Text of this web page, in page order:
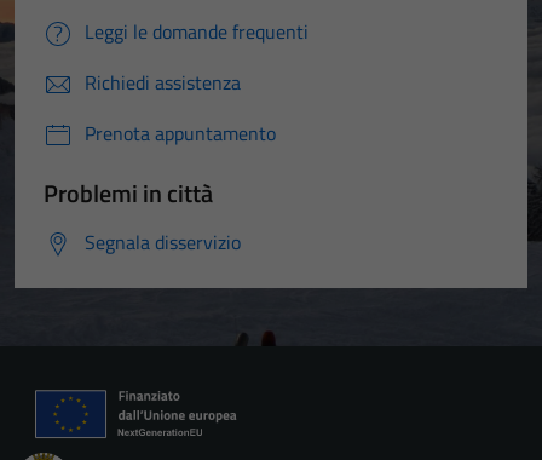
Leggi le domande frequenti
Richiedi assistenza
Prenota appuntamento
Problemi in città
Segnala disservizio